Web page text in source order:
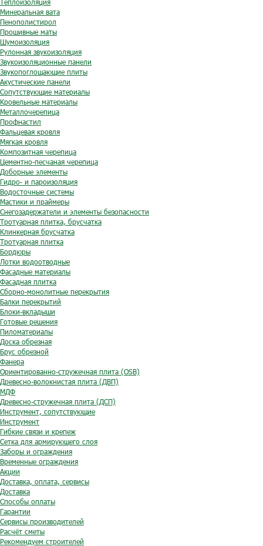
Теплоизоляция
Минеральная вата
Пенополистирол
Прошивные маты
Шумоизоляция
Рулонная звукоизоляция
Звукоизоляционные панели
Звукопоглощающие плиты
Акустические панели
Сопутствующие материалы
Кровельные материалы
Металлочерепица
Профнастил
Фальцевая кровля
Мягкая кровля
Композитная черепица
Цементно-песчаная черепица
Доборные элементы
Гидро- и пароизоляция
Водосточные системы
Мастики и праймеры
Снегозадержатели и элементы безопасности
Тротуарная плитка, брусчатка
Клинкерная брусчатка
Тротуарная плитка
Бордюры
Лотки водоотводные
Фасадные материалы
Фасадная плитка
Сборно-монолитные перекрытия
Балки перекрытий
Блоки-вкладыши
Готовые решения
Пиломатериалы
Доска обрезная
Брус обрезной
Фанера
Ориентированно-стружечная плита (OSB)
Древесно-волокнистая плита (ДВП)
МДФ
Древесно-стружечная плита (ДСП)
Инструмент, сопутствующие
Инструмент
Гибкие связи и крепеж
Сетка для армирующего слоя
Заборы и ограждения
Временные ограждения
Акции
Доставка, оплата, сервисы
Доставка
Способы оплаты
Гарантии
Сервисы производителей
Расчёт сметы
Рекомендуем строителей